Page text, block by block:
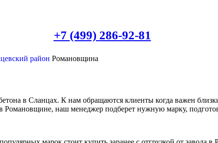
+7 (499) 286-92-81
район Романовщина
в Сланцах. К нам обращаются клиенты когда важен
наш менеджер подберет нужную марку,